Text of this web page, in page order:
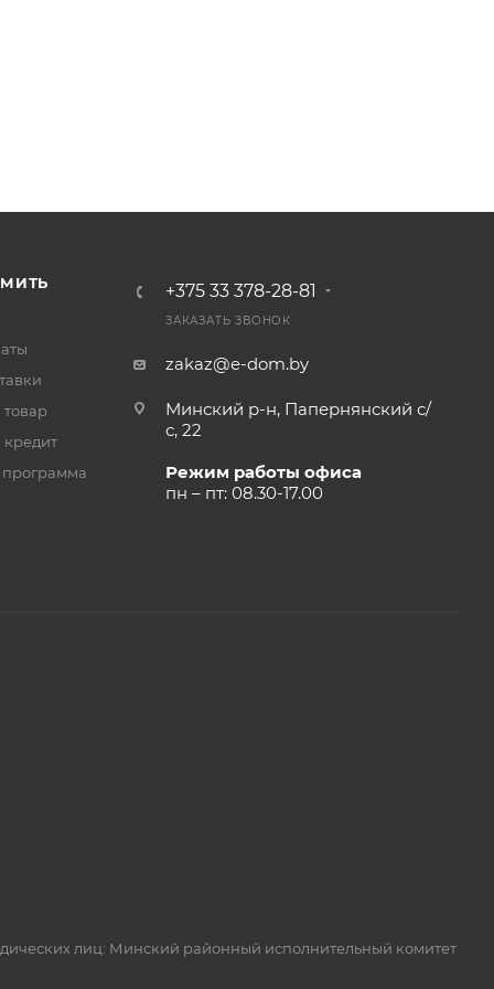
товар
кредит
программа
+375 33 378-28-81
ЗАКАЗАТЬ ЗВОНОК
zakaz@e-dom.by
Минский р-н, Папернянский с/
с, 22
Режим работы офиса
пн – пт: 08.30-17.00
лиц: Минский районный исполнительный комитет